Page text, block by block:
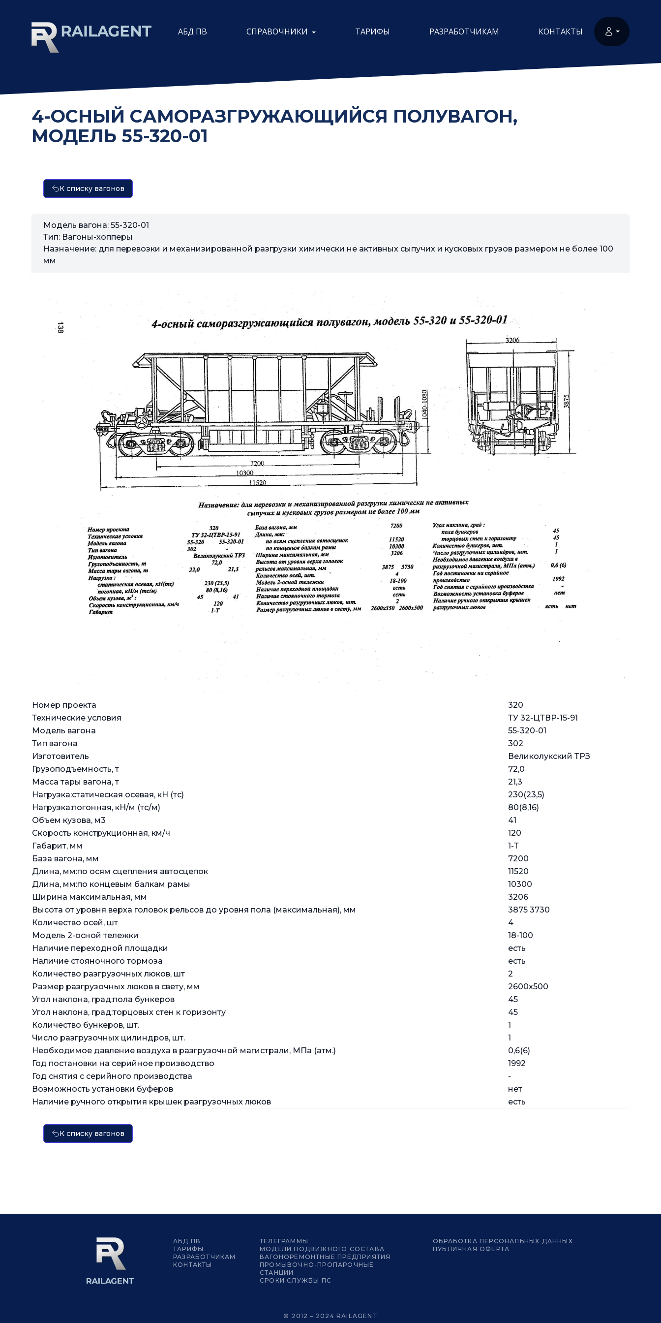
АБД ПВ СПРАВОЧНИКИ ТАРИФЫ РАЗРАБОТЧИКАМ КОНТАКТЫ
4-ОСНЫЙ САМОРАЗГРУЖАЮЩИЙСЯ ПОЛУВАГОН,
МОДЕЛЬ 55-320-01
К списку вагонов
Модель вагона: 55-320-01
Тип: Вагоны-хопперы
Назначение: для перевозки и механизированной разгрузки химически не активных сыпучих и кусковых грузов размером не более 100
мм
Номер проекта
320
Технические условия
ТУ 32-ЦТВР-15-91
Модель вагона
55-320-01
Тип вагона
302
Изготовитель
Великолукский ТРЗ
Грузоподъемность, т
72,0
Масса тары вагона, т
21,3
Нагрузка:статическая осевая, кН (тс)
230(23,5)
Нагрузка:погонная, кН/м (тс/м)
80(8,16)
Объем кузова, м3
41
Скорость конструкционная, км/ч
120
Габарит, мм
1-Т
База вагона, мм
7200
Длина, мм:по осям сцепления автосцепок
11520
Длина, мм:по концевым балкам рамы
10300
Ширина максимальная, мм
3206
Высота от уровня верха головок рельсов до уровня пола (максимальная), мм
3875 3730
Количество осей, шт
4
Модель 2-осной тележки
18-100
Наличие переходной площадки
есть
Наличие стояночного тормоза
есть
Количество разгрузочных люков, шт
2
Размер разгрузочных люков в свету, мм
2600x500
Угол наклона, град:пола бункеров
45
Угол наклона, град:торцовых стен к горизонту
45
Количество бункеров, шт.
1
Число разгрузочных цилиндров, шт.
1
Необходимое давление воздуха в разгрузочной магистрали, МПа (атм.)
0,6(6)
Год постановки на серийное производство
1992
Год снятия с серийного производства
-
Возможность установки буферов
нет
Наличие ручного открытия крышек разгрузочных люков
есть
К списку вагонов
АБД ПВ
ТАРИФЫ
РАЗРАБОТЧИКАМ
КОНТАКТЫ
ТЕЛЕГРАММЫ
МОДЕЛИ ПОДВИЖНОГО СОСТАВА
ВАГОНОРЕМОНТНЫЕ ПРЕДПРИЯТИЯ
ПРОМЫВОЧНО-ПРОПАРОЧНЫЕ
СТАНЦИИ
СРОКИ СЛУЖБЫ ПС
ОБРАБОТКА ПЕРСОНАЛЬНЫХ ДАННЫХ
ПУБЛИЧНАЯ ОФЕРТА
© 2012 – 2024 RAILAGENT